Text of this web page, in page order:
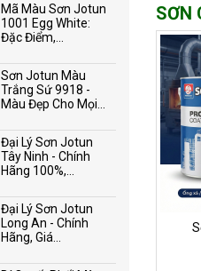
SƠN
Mã Màu Sơn Jotun
1001 Egg White:
Đặc Điểm,...
Sơn Jotun Màu
Trắng Sứ 9918 -
Màu Đẹp Cho Mọi...
Đại Lý Sơn Jotun
Tây Ninh - Chính
Hãng 100%,...
Đại Lý Sơn Jotun
Long An - Chính
Hãng, Giá...